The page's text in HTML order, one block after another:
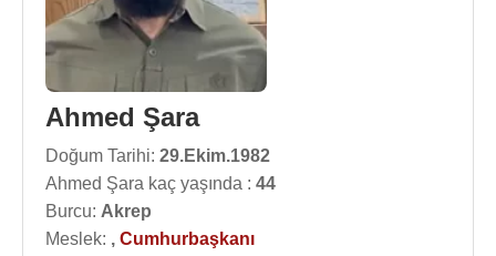
Ahmed Şara
Doğum Tarihi: 29.Ekim.1982
Ahmed Şara kaç yaşında : 44
Burcu: Akrep
Meslek: , Cumhurbaşkanı